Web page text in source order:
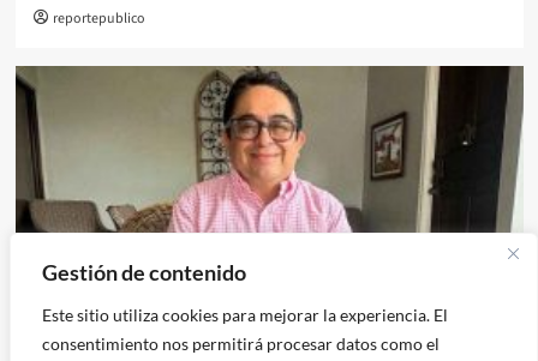
Gestión de contenido
Este sitio utiliza cookies para mejorar la experiencia. El
consentimiento nos permitirá procesar datos como el
reportepublico
Ciudadania Entrevista